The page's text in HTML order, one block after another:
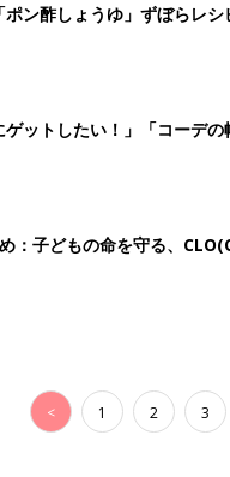
ン酢しょうゆ」ずぼらレ
ゲットしたい！」「コーデ
：子どもの命を守る、
< 1 2 3